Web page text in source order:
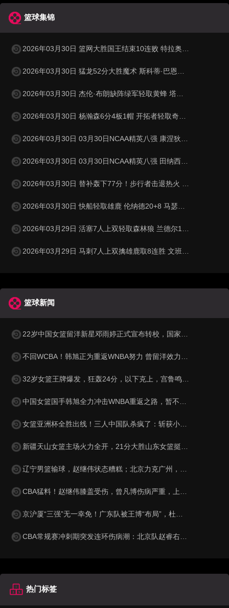
篮球集锦
2026年03月30日 篮网大胜国王结束10连败 特拉奥雷17+6 德文·卡特20+8
2026年03月30日 猛龙52分大胜魔术 斯科蒂·巴恩斯28分钟23+15 班凯罗14中3
2026年03月30日 杰伦·布朗缺阵绿军轻取黄蜂 塔图姆32+5+8 普理查德28+6+6
2026年03月30日 杨瀚森6分4板1帽 开拓者轻取奇才 阿夫迪亚20+7+5 卡马拉23+7
2026年03月30日 03月30日NCAA精英八强 康涅狄格73 - 72杜克 全场集锦
2026年03月30日 03月30日NCAA精英八强 田纳西大学62 - 95密歇根 全场集锦
2026年03月30日 替补轰下77分！步行者击退热火 西卡30+11+6 希罗31分
2026年03月30日 快船轻取雄鹿 伦纳德20+8 马瑟林28+6 特伦特空砍36分
2026年03月29日 活塞7人上双轻取森林狼 兰德尔13中2 纳兹·里德15中3
2026年03月29日 马刺7人上双擒雄鹿取8连胜 文班23+15+6 卡斯尔22+10+10
篮球新闻
22岁中国女篮留洋新星邓雨婷正式宣布转校，国家队未来或迎来锋线新力量
不回WCBA！韩旭正为重返WNBA努力 曾留洋效力纽约自由人
32岁女篮王牌爆发，狂轰24分，以下克上，宫鲁鸣或拿她代替李梦？
中国女篮国手韩旭全力冲击WNBA重返之路，暂不回归WCBA聚焦顶级赛场
女篮亚洲杯全胜出线！三人中国队杀疯了：斩获小组第1晋级8强
新疆天山女篮主场火力全开，21分大胜山东女篮挺进半决赛，武桐桐助攻如潮，将对手已经击溃，战斗到底，实力无可争议！
辽宁男篮输球，赵继伟状态糟糕；北京力克广州，三将表现出色；上海15连胜，洛夫顿闹情绪
CBA猛料！赵继伟膝盖受伤，曾凡博伤病严重，上海男篮将帅不合！
京沪厦“三强”无一幸免！广东队被王博“布局”，杜锋总决赛梦难圆
CBA常规赛冲刺期突发连环伤病潮：北京队赵睿右腿拉伤休战两周，辽宁队裁掉哈维签下德甲篮板王，广东队杜锋帅位风雨飘摇
热门标签